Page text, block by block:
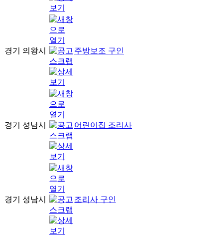
경기 의왕시 주방보조 구인
경기 성남시 어린이집 조리사
경기 성남시 조리사 구인